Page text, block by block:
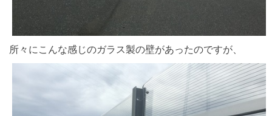
所々にこんな感じのガラス製の壁があったのですが、